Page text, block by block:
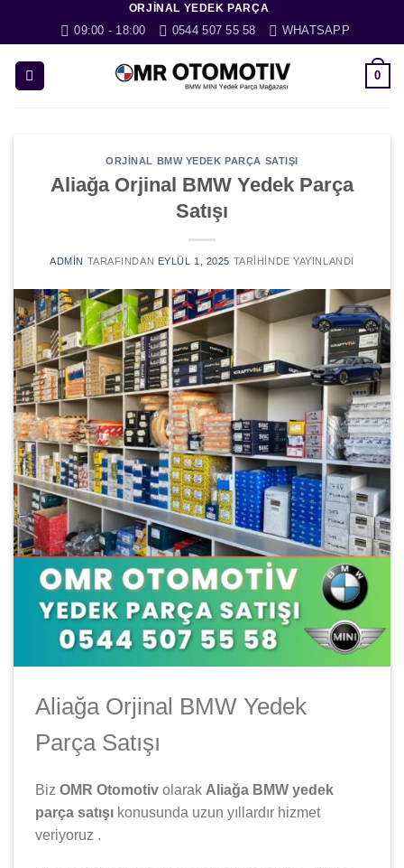
ORJINAL YEDEK PARÇA
09:00 - 18:00 0544 507 55 58 WHATSAPP
0
ORJINAL BMW YEDEK PARÇA SATIŞI
Aliağa Orjinal BMW Yedek Parça
Satışı
ADMIN TARAFINDAN EYLÜL 1, 2025 TARIHINDE YAYINLANDI
Aliağa Orjinal BMW Yedek
Parça Satışı
Biz OMR Otomotiv olarak Aliağa BMW yedek
parça satışı konusunda uzun yıllardır hizmet
veriyoruz .